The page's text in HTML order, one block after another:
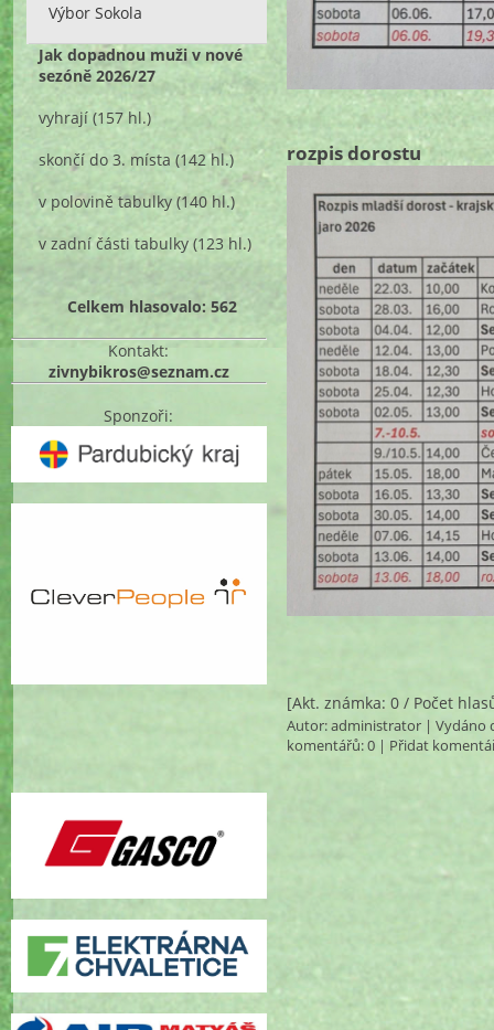
Výbor Sokola
Jak dopadnou muži v nové
sezóně 2026/27
vyhrají (157 hl.)
skončí do 3. místa (142 hl.)
v polovině tabulky (140 hl.)
v zadní části tabulky (123 hl.)
Celkem hlasovalo: 562
Kontakt:
zivnybikros@seznam.cz
Sponzoři:
rozpis dorostu
[Akt. známka: 0 / Počet
Autor:administrator| Vydáno
komentářů: 0 | Přidat